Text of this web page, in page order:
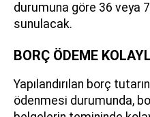
durumuna göre 36 veya
sunulacak.
BORÇ ÖDEME
Yapılandırılan borç
ödenmesi durumunda,